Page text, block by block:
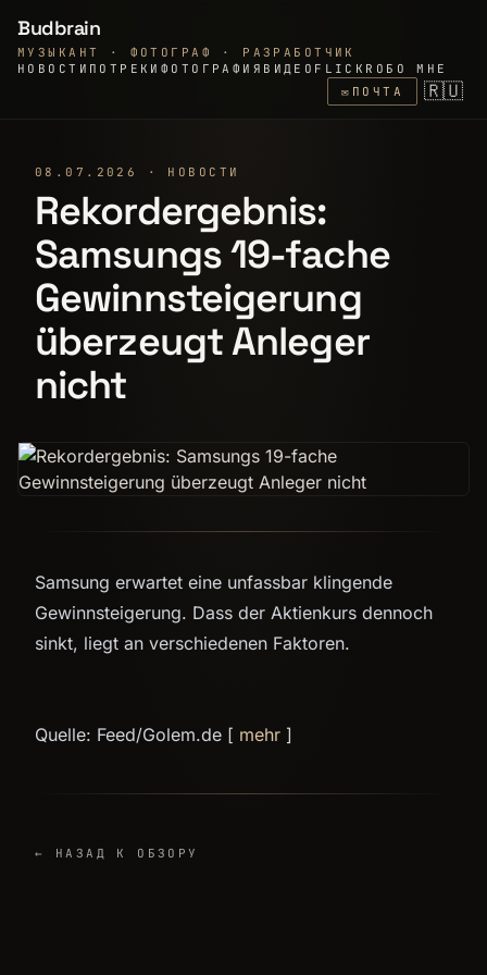
Budbrain
МУЗЫКАНТ · ФОТОГРАФ · РАЗРАБОТЧИК
НОВОСТИ ПО ТРЕКИ ФОТОГРАФИЯ ВИДЕО FLICKR ОБО МНЕ
✉ ПОЧТА 🇷🇺
08.07.2026 · НОВОСТИ
Rekordergebnis:
Samsungs 19-fache
Gewinnsteigerung
überzeugt Anleger
nicht
Samsung erwartet eine unfassbar klingende
Gewinnsteigerung. Dass der Aktienkurs dennoch
sinkt, liegt an verschiedenen Faktoren.
Quelle: Feed/Golem.de [ mehr ]
← НАЗАД К ОБЗОРУ